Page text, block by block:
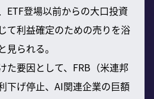
ETF登場以前からの大口投資
て利益確定のための売りを浴
られる。
た要因として、FRB（米連邦
下げ停止、AI関連企業の巨額